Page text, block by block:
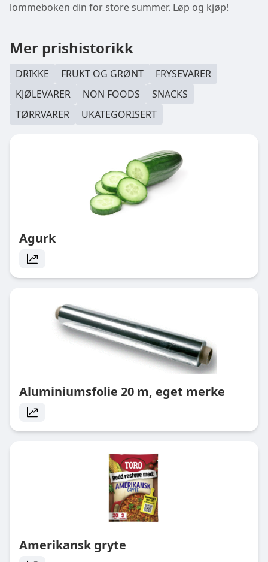
lommeboken din for store summer. Løp og kjøp!
Mer prishistorikk
DRIKKE FRUKT OG GRØNT
FRYSEVARER
KJØLEVARER
NON FOODS
SNACKS
TØRRVARER
UKATEGORISERT
Agurk
Aluminiumsfolie 20 m, eget merke
Amerikansk gryte